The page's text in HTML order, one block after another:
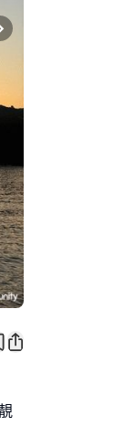
slide